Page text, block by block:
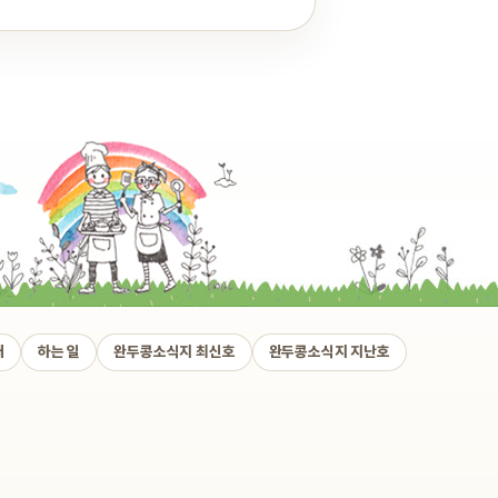
하는 일 완두콩소식지 최신호 완두콩소식지 지난호